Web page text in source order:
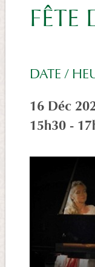
FÊTE
DATE /
16 Déc
15h30 -